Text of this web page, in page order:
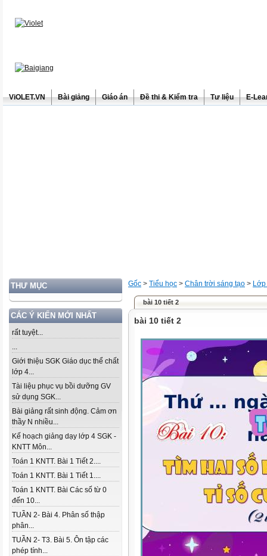
ViOLET.VN Bài giảng Giáo án Đề thi & Kiểm tra Tư liệu E-
THƯ MỤC
CÁC Ý KIẾN MỚI NHẤT
rất tuyệt...
...
Giới thiệu SGK Giáo dục thể chất
lớp 4...
Tài liệu phục vụ bồi dưỡng GV
sử dụng SGK...
Bài giảng rất sinh động. Cảm ơn
thầy N nhiều...
Kế hoạch giảng dạy lớp 4 SGK -
KNTT Môn...
Toán 1 KNTT. Bài 1 Tiết 2....
Toán 1 KNTT. Bài 1 Tiết 1....
Toán 1 KNTT. Bài Các số từ 0
đến 10...
TUẦN 2- Bài 4. Phân số thập
phân...
TUẦN 2- T3. Bài 5. Ôn tập các
phép tính...
Gốc > Tiểu học > Chân trời sáng tạo >
bài 10 tiết 2
bài 10 tiết 2